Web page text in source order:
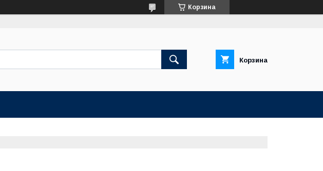
Корзина
Корзина